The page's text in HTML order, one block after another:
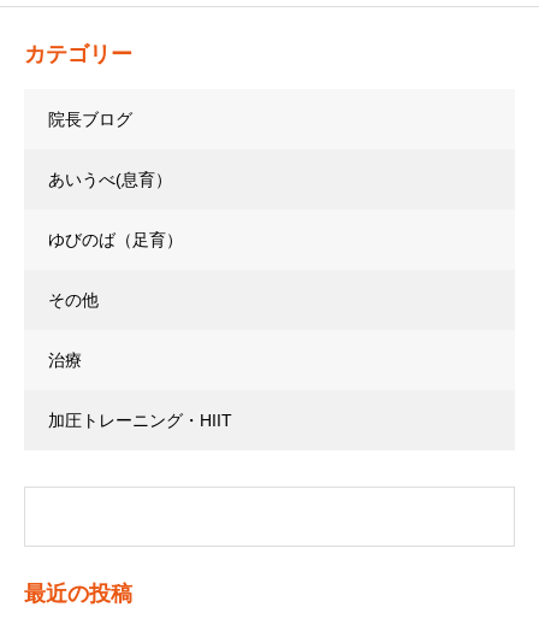
カテゴリー
院長ブログ
あいうべ(息育）
ゆびのば（足育）
その他
治療
加圧トレーニング・HIIT
最近の投稿